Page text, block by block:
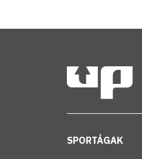
SPORTÁGAK